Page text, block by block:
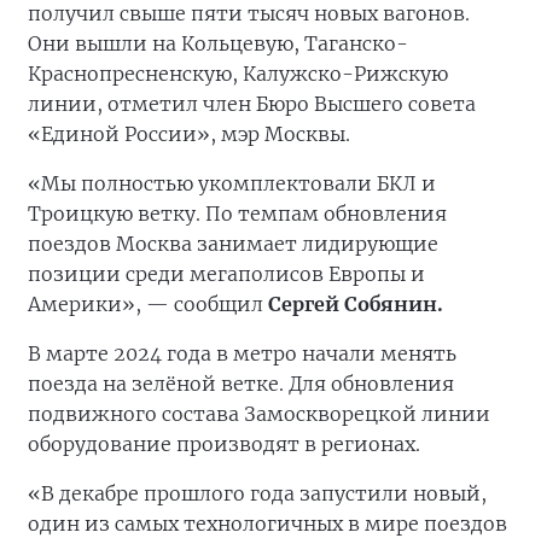
получил свыше пяти тысяч новых вагонов.
Они вышли на Кольцевую, Таганско-
Краснопресненскую, Калужско-Рижскую
линии, отметил член Бюро Высшего совета
«Единой России», мэр Москвы.
«Мы полностью укомплектовали БКЛ и
Троицкую ветку. По темпам обновления
поездов Москва занимает лидирующие
позиции среди мегаполисов Европы и
Америки», — сообщил Сергей Собянин.
В марте 2024 года в метро начали менять
поезда на зелёной ветке. Для обновления
подвижного состава Замоскворецкой линии
оборудование производят в регионах.
«В декабре прошлого года запустили новый,
один из самых технологичных в мире поездов